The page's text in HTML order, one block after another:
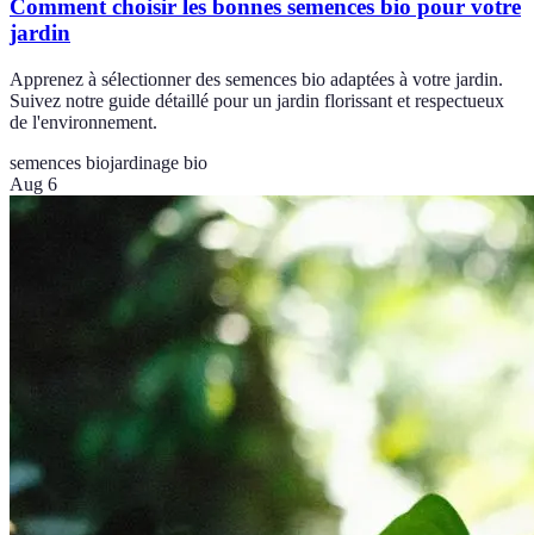
Comment choisir les bonnes semences bio pour votre
jardin
Apprenez à sélectionner des semences bio adaptées à votre jardin.
Suivez notre guide détaillé pour un jardin florissant et respectueux
de l'environnement.
semences biojardinage bio
Aug 6